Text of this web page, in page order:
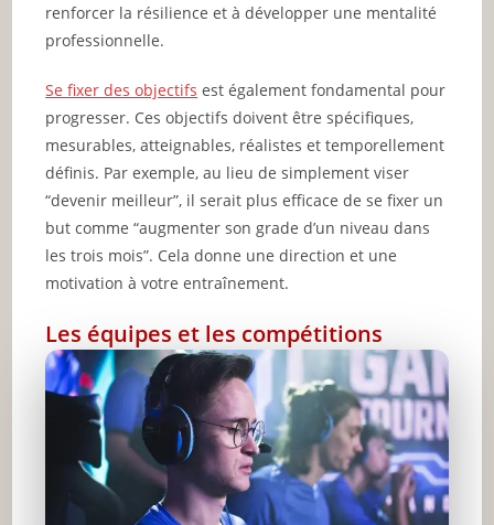
renforcer la résilience et à développer une mentalité
professionnelle.
Se fixer des objectifs est également fondamental pour
progresser. Ces objectifs doivent être spécifiques,
mesurables, atteignables, réalistes et temporellement
définis. Par exemple, au lieu de simplement viser
“devenir meilleur”, il serait plus efficace de se fixer un
but comme “augmenter son grade d’un niveau dans
les trois mois”. Cela donne une direction et une
motivation à votre entraînement.
Les équipes et les compétitions